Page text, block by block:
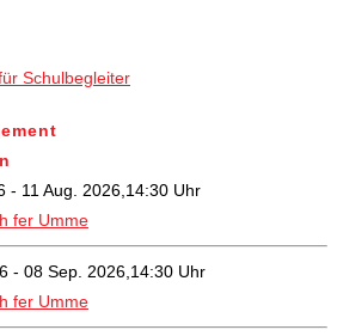
Schulbegleiter
- 11 Aug. 2026,14:30 Uhr
fer Umme
- 08 Sep. 2026,14:30 Uhr
fer Umme